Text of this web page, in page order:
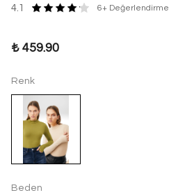
4.1 6+ Değerlendirme
₺ 459.90
Renk
Beden